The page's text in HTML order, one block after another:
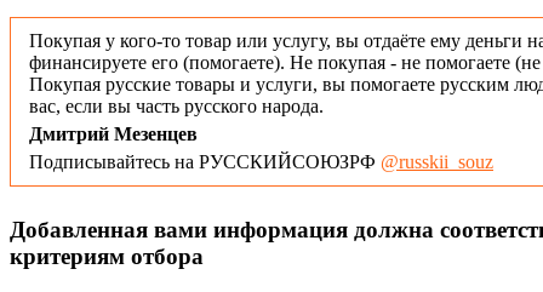
Покупая у кого-то товар или услугу, вы отдаёте ему деньги
финансируете его (помогаете). Не покупая - не помогаете
Покупая русские товары и услуги, вы помогаете русским
вас, если вы часть русского народа.
Дмитрий Мезенцев
Подписывайтесь на РУССКИЙСОЮЗРФ @russkii_souz
Добавленная вами информация должна
критериям отбора